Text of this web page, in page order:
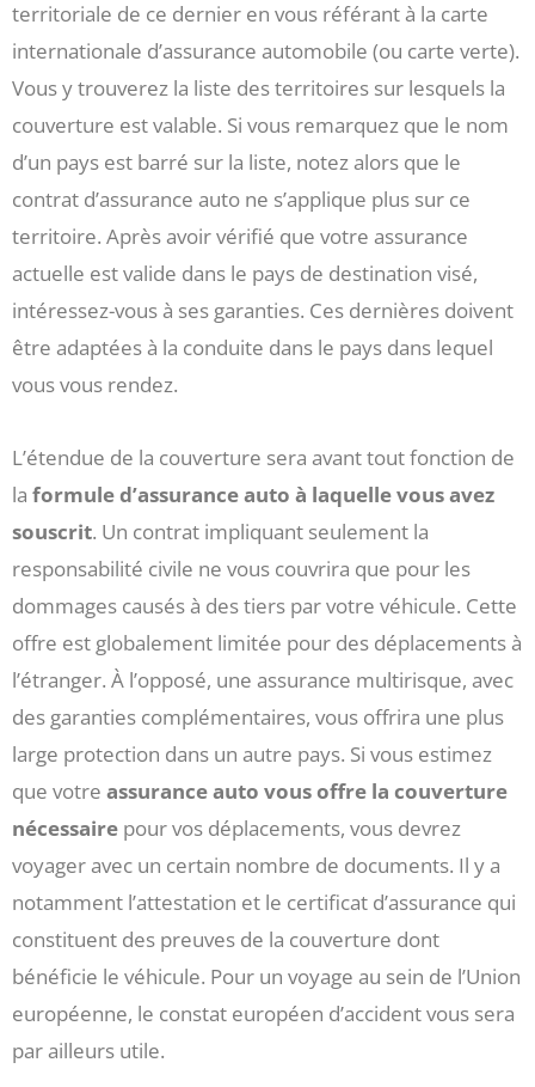
territoriale de ce dernier en vous référant à la carte
internationale d’assurance automobile (ou carte verte).
Vous y trouverez la liste des territoires sur lesquels la
couverture est valable. Si vous remarquez que le nom
d’un pays est barré sur la liste, notez alors que le
contrat d’assurance auto ne s’applique plus sur ce
territoire. Après avoir vérifié que votre assurance
actuelle est valide dans le pays de destination visé,
intéressez-vous à ses garanties. Ces dernières doivent
être adaptées à la conduite dans le pays dans lequel
vous vous rendez.
L’étendue de la couverture sera avant tout fonction de
la formule d’assurance auto à laquelle vous avez
souscrit. Un contrat impliquant seulement la
responsabilité civile ne vous couvrira que pour les
dommages causés à des tiers par votre véhicule. Cette
offre est globalement limitée pour des déplacements à
l’étranger. À l’opposé, une assurance multirisque, avec
des garanties complémentaires, vous offrira une plus
large protection dans un autre pays. Si vous estimez
que votre assurance auto vous offre la couverture
nécessaire pour vos déplacements, vous devrez
voyager avec un certain nombre de documents. Il y a
notamment l’attestation et le certificat d’assurance qui
constituent des preuves de la couverture dont
bénéficie le véhicule. Pour un voyage au sein de l’Union
européenne, le constat européen d’accident vous sera
par ailleurs utile.